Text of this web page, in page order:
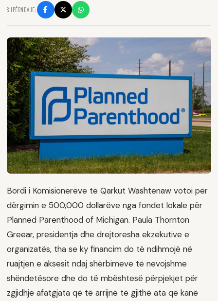
SHPËRNDAJE:
Bordi i Komisionerëve të Qarkut Washtenaw votoi për
dërgimin e 500,000 dollarëve nga fondet lokale për
Planned Parenthood of Michigan. Paula Thornton
Greear, presidentja dhe drejtoresha ekzekutive e
organizatës, tha se ky financim do të ndihmojë në
ruajtjen e aksesit ndaj shërbimeve të nevojshme
shëndetësore dhe do të mbështesë përpjekjet për
zgjidhje afatgjata që të arrijnë të gjithë ata që kanë